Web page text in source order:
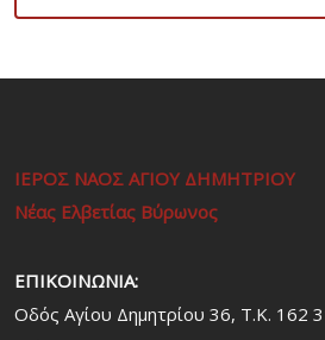
ΙΕΡΟΣ ΝΑΟΣ ΑΓΙΟΥ ΔΗΜΗΤΡΙΟΥ
Νέας Ελβετίας Βύρωνος
ΕΠΙΚΟΙΝΩΝΙΑ:
Οδός Αγίου Δημητρίου 36, Τ.Κ. 162